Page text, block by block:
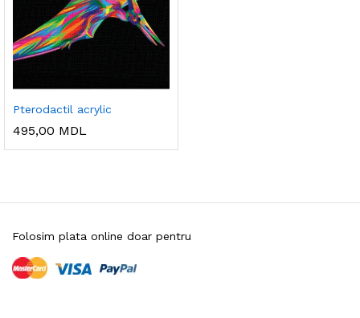
Pterodactil acrylic
495,00 MDL
Folosim plata online doar pentru